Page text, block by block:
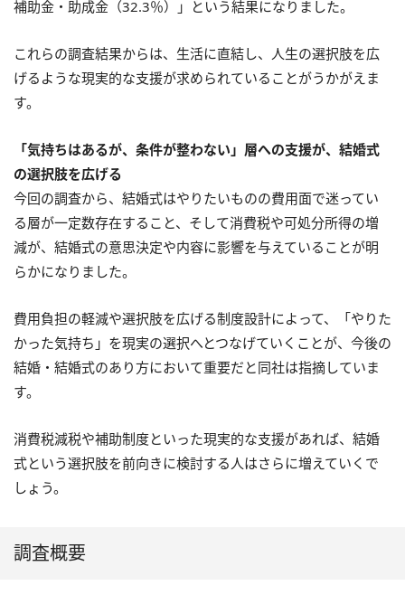
補助金・助成金（32.3％）」という結果になりました。
これらの調査結果からは、生活に直結し、人生の選択肢を広
げるような現実的な支援が求められていることがうかがえま
す。
「気持ちはあるが、条件が整わない」層への支援が、結婚式
の選択肢を広げる
今回の調査から、結婚式はやりたいものの費用面で迷ってい
る層が一定数存在すること、そして消費税や可処分所得の増
減が、結婚式の意思決定や内容に影響を与えていることが明
らかになりました。
費用負担の軽減や選択肢を広げる制度設計によって、「やりた
かった気持ち」を現実の選択へとつなげていくことが、今後の
結婚・結婚式のあり方において重要だと同社は指摘していま
す。
消費税減税や補助制度といった現実的な支援があれば、結婚
式という選択肢を前向きに検討する人はさらに増えていくで
しょう。
調査概要